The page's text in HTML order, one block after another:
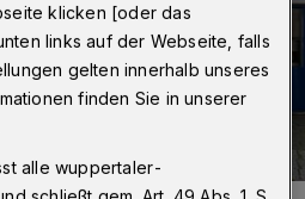
klicken [oder das
links auf der Webseite, falls
gelten innerhalb unseres
finden Sie in unserer
alle wuppertaler-